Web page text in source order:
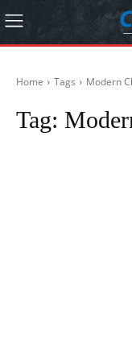
Home Tags Modern
Tag: